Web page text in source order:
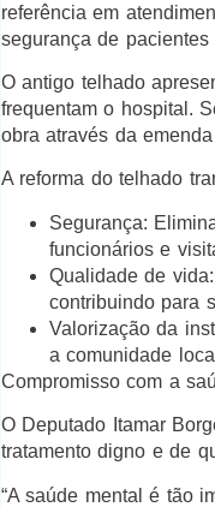
referência em
segurança de pacientes
O antigo telhado
frequentam o hospital.
obra através da
A reforma do telhado
Segurança:
funcionários e
Qualidade de
contribuindo para
Valorização da
a comunidade
Compromisso com a
O Deputado Itamar
tratamento digno e de
“A saúde mental é tão